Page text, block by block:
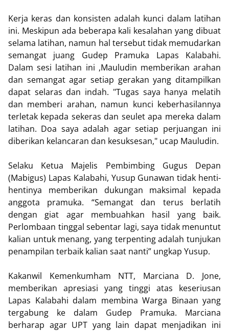
Kerja keras dan konsisten adalah kunci dalam latihan
ini. Meskipun ada beberapa kali kesalahan yang dibuat
selama latihan, namun hal tersebut tidak memudarkan
semangat juang Gudep Pramuka Lapas Kalabahi.
Dalam sesi latihan ini ,Mauludin memberikan arahan
dan semangat agar setiap gerakan yang ditampilkan
dapat selaras dan indah. "Tugas saya hanya melatih
dan memberi arahan, namun kunci keberhasilannya
terletak kepada sekeras dan seulet apa mereka dalam
latihan. Doa saya adalah agar setiap perjuangan ini
diberikan kelancaran dan kesuksesan," ucap Mauludin.
Selaku Ketua Majelis Pembimbing Gugus Depan
(Mabigus) Lapas Kalabahi, Yusup Gunawan tidak henti-
hentinya memberikan dukungan maksimal kepada
anggota pramuka. “Semangat dan terus berlatih
dengan giat agar membuahkan hasil yang baik.
Perlombaan tinggal sebentar lagi, saya tidak menuntut
kalian untuk menang, yang terpenting adalah tunjukan
penampilan terbaik kalian saat nanti” ungkap Yusup.
Kakanwil Kemenkumham NTT, Marciana D. Jone,
memberikan apresiasi yang tinggi atas keseriusan
Lapas Kalabahi dalam membina Warga Binaan yang
tergabung ke dalam Gudep Pramuka. Marciana
berharap agar UPT yang lain dapat menjadikan ini